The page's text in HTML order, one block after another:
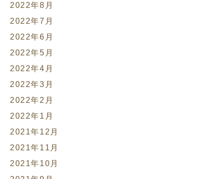
2022年8月
2022年7月
2022年6月
2022年5月
2022年4月
2022年3月
2022年2月
2022年1月
2021年12月
2021年11月
2021年10月